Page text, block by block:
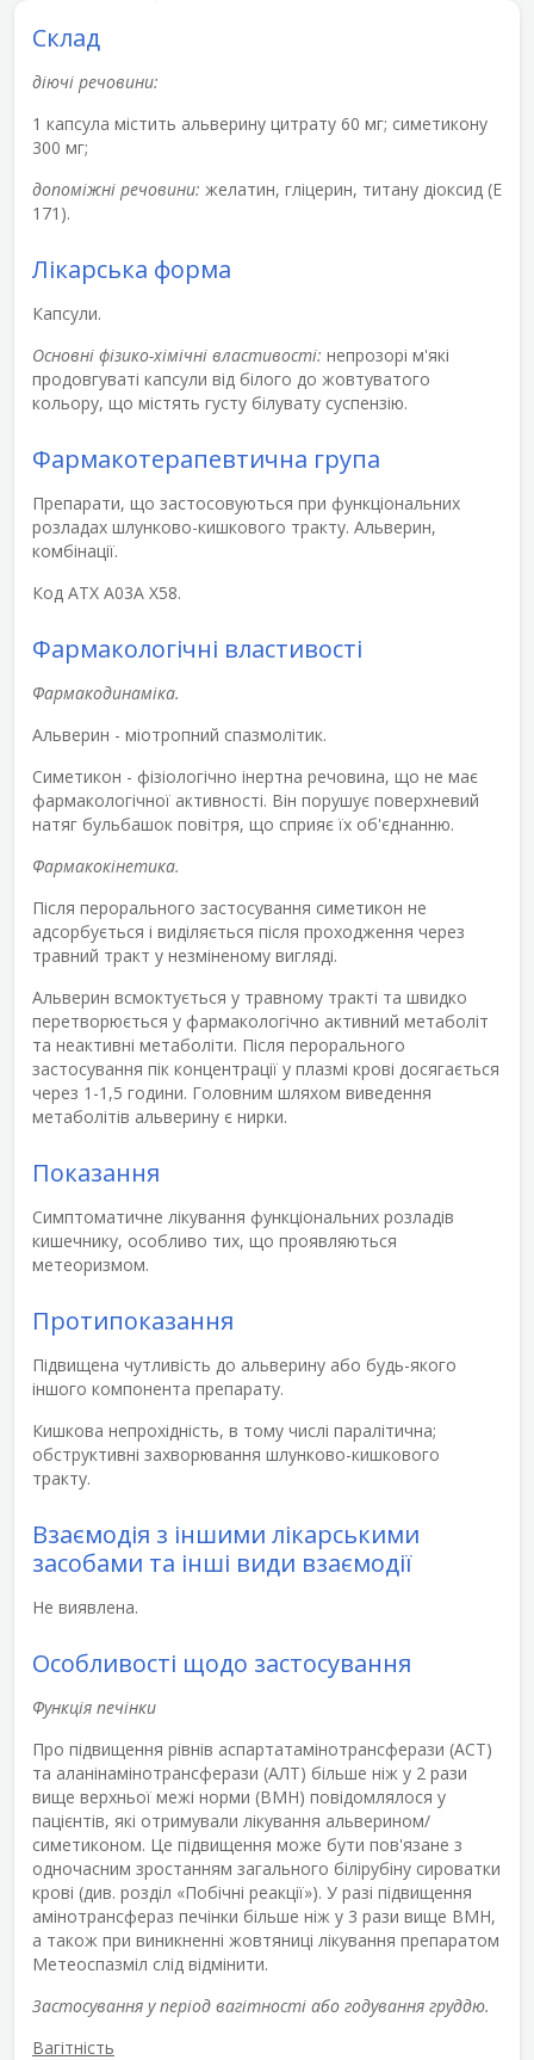
Склад
діючі речовини:
1 капсула містить альверину цитрату 60 мг; симетикону
300 мг;
допоміжні речовини: желатин, гліцерин, титану діоксид (Е
171).
Лікарська форма
Капсули.
Основні фізико-хімічні властивості: непрозорі м'які
продовгуваті капсули від білого до жовтуватого
кольору, що містять густу білувату суспензію.
Фармакотерапевтична група
Препарати, що застосовуються при функціональних
розладах шлунково-кишкового тракту. Альверин,
комбінації.
Код АТХ A03A Х58.
Фармакологічні властивості
Фармакодинаміка.
Альверин - міотропний спазмолітик.
Симетикон - фізіологічно інертна речовина, що не має
фармакологічної активності. Він порушує поверхневий
натяг бульбашок повітря, що сприяє їх об'єднанню.
Фармакокінетика.
Після перорального застосування симетикон не
адсорбується і виділяється після проходження через
травний тракт у незміненому вигляді.
Альверин всмоктується у травному тракті та швидко
перетворюється у фармакологічно активний метаболіт
та неактивні метаболіти. Після перорального
застосування пік концентрації у плазмі крові досягається
через 1-1,5 години. Головним шляхом виведення
метаболітів альверину є нирки.
Показання
Симптоматичне лікування функціональних розладів
кишечнику, особливо тих, що проявляються
метеоризмом.
Протипоказання
Підвищена чутливість до альверину або будь-якого
іншого компонента препарату.
Кишкова непрохідність, в тому числі паралітична;
обструктивні захворювання шлунково-кишкового
тракту.
Взаємодія з іншими лікарськими
засобами та інші види взаємодії
Не виявлена.
Особливості щодо застосування
Функція печінки
Про підвищення рівнів аспартатамінотрансферази (АСТ)
та аланінамінотрансферази (АЛТ) більше ніж у 2 рази
вище верхньої межі норми (ВМН) повідомлялося у
пацієнтів, які отримували лікування альверином/
симетиконом. Це підвищення може бути пов'язане з
одночасним зростанням загального білірубіну сироватки
крові (див. розділ «Побічні реакції»). У разі підвищення
амінотрансфераз печінки більше ніж у 3 рази вище ВМН,
а також при виникненні жовтяниці лікування препаратом
Метеоспазміл слід відмінити.
Застосування у період вагітності або годування груддю.
Вагітність